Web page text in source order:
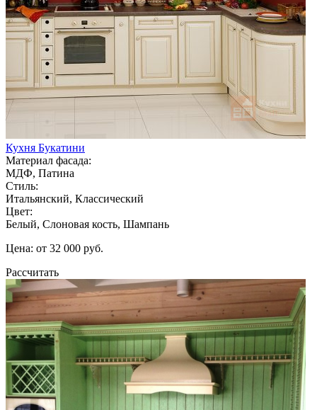
Кухня Букатини
Материал фасада:
МДФ, Патина
Стиль:
Итальянский, Классический
Цвет:
Белый, Слоновая кость, Шампань
Цена: от 32 000 руб.
Рассчитать